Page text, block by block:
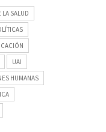
LA SALUD
UAI
HUMANAS